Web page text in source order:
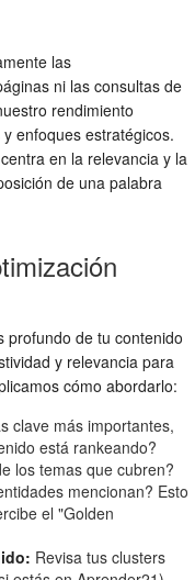
las
ni las consultas de
rendimiento
enfoques estratégicos.
en la relevancia y la
de una palabra
profundo de tu contenido
y relevancia para
cómo abordarlo:
clave más importantes,
está rankeando?
los temas que cubren?
mencionan? Esto
el "Golden
Revisa tus clusters